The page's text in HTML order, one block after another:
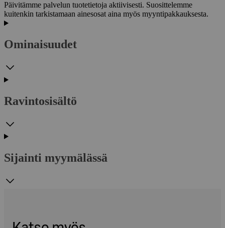
Päivitämme palvelun tuotetietoja aktiivisesti. Suosittelemme
kuitenkin tarkistamaan ainesosat aina myös myyntipakkauksesta.
Ominaisuudet
Ravintosisältö
Sijainti myymälässä